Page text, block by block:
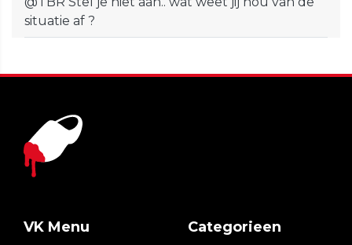
situatie af ?
VK Menu Categorieen